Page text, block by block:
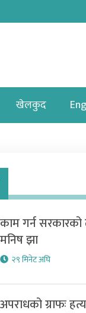
खेलकुद
काम गर्न
मनिष झा
२९ मिनेट अघि
अपराधको ग्राफः